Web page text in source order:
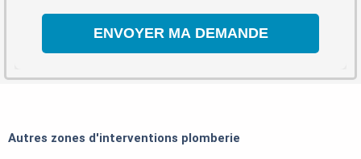
Autres zones d'interventions plomberie